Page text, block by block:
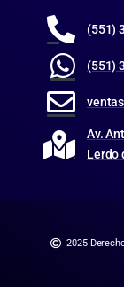
(551)
(551)
Av.
Lerdo
2025